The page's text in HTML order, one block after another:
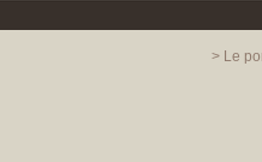
> Le